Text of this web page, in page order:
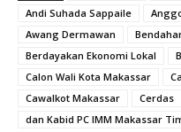
Andi Suhada Sappaile
Awang Dermawan
Berdayakan Ekonomi Lokal
Calon Wali Kota Makassar
Cawalkot Makassar
Cerdas
dan Kabid PC IMM Makassar